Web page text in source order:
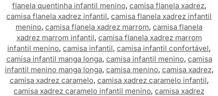
flanela quentinha infantil menino, camisa flanela xadrez,
camisa flanela xadrez infantil, camisa flanela xadrez infantil
menino, camisa flanela xadrez marrom, camisa flanela
xadrez marrom infantil, camisa flanela xadrez marrom
infantil menino, camisa infantil, camisa infantil confortável,
camisa infantil manga longa, camisa infantil menino, camisa
infantil menino manga longa, camisa menino, camisa xadrez,
camisa xadrez caramelo, camisa xadrez caramelo infantil,
camisa xadrez caramelo infantil menino, camisa xadrez